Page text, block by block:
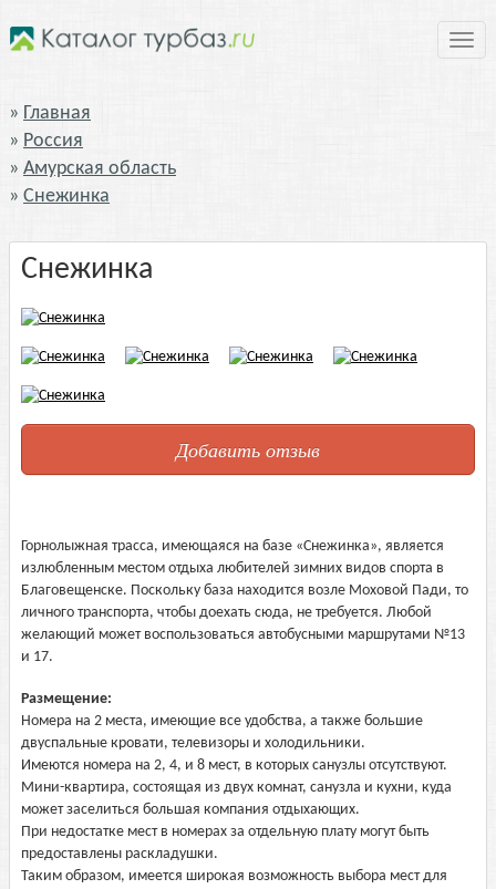
Главная
Россия
Амурская область
Снежинка
Снежинка
Добавить отзыв
Горнолыжная трасса, имеющаяся на базе «Снежинка», является
излюбленным местом отдыха любителей зимних видов спорта в
Благовещенске. Поскольку база находится возле Моховой Пади, то
личного транспорта, чтобы доехать сюда, не требуется. Любой
желающий может воспользоваться автобусными маршрутами №13
и 17.
Размещение:
Номера на 2 места, имеющие все удобства, а также большие
двуспальные кровати, телевизоры и холодильники.
Имеются номера на 2, 4, и 8 мест, в которых санузлы отсутствуют.
Мини-квартира, состоящая из двух комнат, санузла и кухни, куда
может заселиться большая компания отдыхающих.
При недостатке мест в номерах за отдельную плату могут быть
предоставлены раскладушки.
Таким образом, имеется широкая возможность выбора мест для